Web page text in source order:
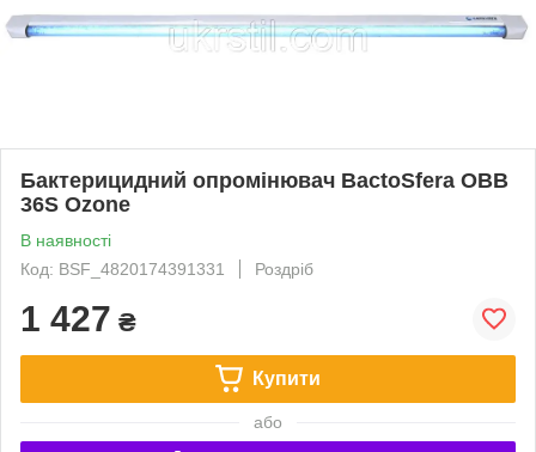
Бактерицидний опромінювач BactoSfera OBB
36S Ozone
В наявності
Код: BSF_4820174391331
Роздріб
1 427 ₴
Купити
або